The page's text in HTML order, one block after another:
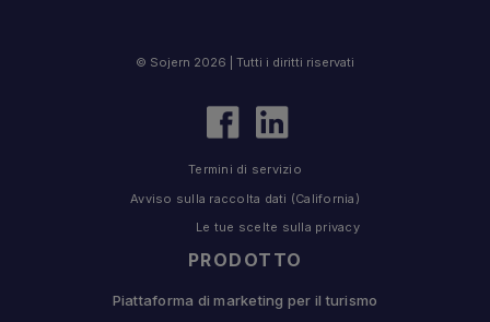
PRODOTTO
Piattaforma di marketing per il turismo
© Sojern 2026 | Tutti i diritti riservati
Termini di servizio
Avviso sulla raccolta dati (California)
Le tue scelte sulla privacy